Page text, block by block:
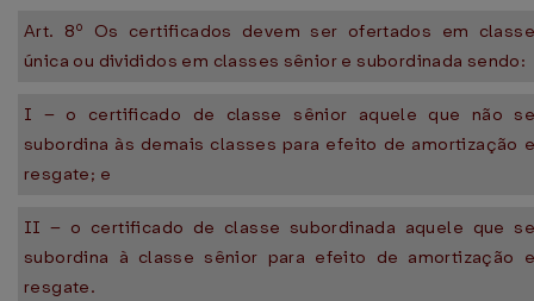
Art. 8º Os certificados devem ser ofertados em classe
única ou divididos em classes sênior e subordinada sendo:
I – o certificado de classe sênior aquele que não se
subordina às demais classes para efeito de amortização e
resgate; e
II – o certificado de classe subordinada aquele que se
subordina à classe sênior para efeito de amortização e
resgate.